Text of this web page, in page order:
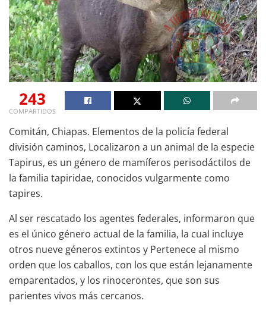
243
COMPARTIDOS
Comitán, Chiapas. Elementos de la policía federal
división caminos, Localizaron a un animal de la especie
Tapirus, es un género de mamíferos perisodáctilos de
la familia tapiridae, conocidos vulgarmente como
tapires.
Al ser rescatado los agentes federales, informaron que
es el único género actual de la familia, la cual incluye
otros nueve géneros extintos y Pertenece al mismo
orden que los caballos, con los que están lejanamente
emparentados, y los rinocerontes, que son sus
parientes vivos más cercanos.